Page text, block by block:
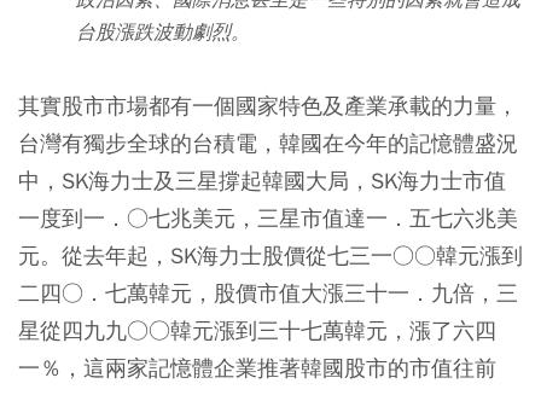
台股漲跌波動劇烈。
其實股市市場都有一個國家特色及產業承載的力量，
台灣有獨步全球的台積電，韓國在今年的記憶體盛況
中，SK海力士及三星撐起韓國大局，SK海力士市值
一度到一．○七兆美元，三星市值達一．五七六兆美
元。從去年起，SK海力士股價從七三一○○韓元漲到
二四○．七萬韓元，股價市值大漲三十一．九倍，三
星從四九九○○韓元漲到三十七萬韓元，漲了六四
一％，這兩家記憶體企業推著韓國股市的市值往前